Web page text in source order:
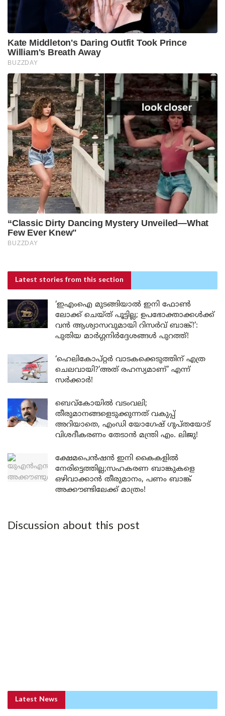
Latest stories from this section
‘ഇഎംഐ മുടങ്ങിയാൽ ഇനി ഫോൺ
ലോക്ക് ചെയ്ത് പൂട്ടില്ല; ഉപഭോക്താക്കൾക്ക്
വൻ ആശ്വാസവുമായി റിസർവ് ബാങ്ക്!’:
പുതിയ മാർഗ്ഗനിർദ്ദേശങ്ങൾ പുറത്ത്!
‘ഹെലികോപ്റ്റർ വാടകക്കെടുത്തിന് എത്ര
ചെലവായി?’അത് രഹസ്യമാണ്’ എന്ന്
സർക്കാർ!
ബെവ്കോയിൽ വടംവലി;
തീരുമാനങ്ങളെടുക്കുന്നത് വകുപ്പ്
അറിയാതെ, എംഡി യോഗേഷ് ഗുപ്തയോട്
വിശദീകരണം തേടാൻ മന്ത്രി എം. ലിജു!
ക്ഷേമപെൻഷൻ ഇനി കൈകളിൽ
നേരിട്ടെത്തില്ല;സഹകരണ ബാങ്കുകളെ
ഒഴിവാക്കാൻ തീരുമാനം, പണം ബാങ്ക്
അക്കൗണ്ടിലേക്ക് മാത്രം!
Discussion about this post
Latest News